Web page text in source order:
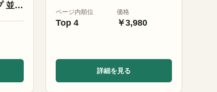
並行
ページ内順位
Top 4
価格
￥3,980
詳細を見る